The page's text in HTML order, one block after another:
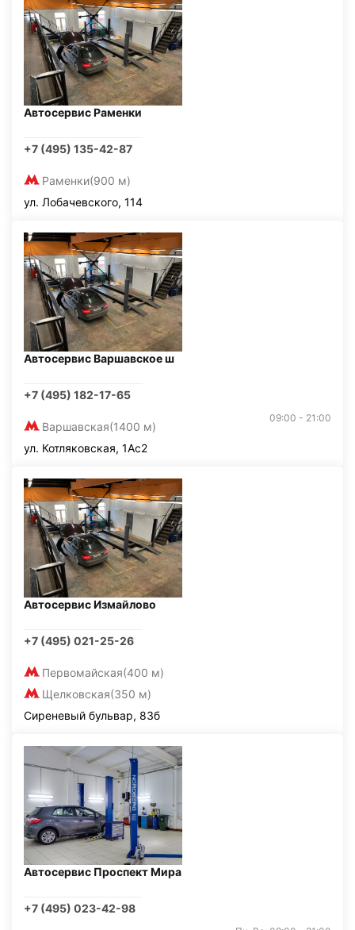
Автосервис Раменки
+7 (495) 135-42-87
Раменки(900 м)
ул. Лобачевского, 114
Автосервис Варшавское ш
+7 (495) 182-17-65
Варшавская(1400 м)
09:00 - 21:00
ул. Котляковская, 1Ас2
Автосервис Измайлово
+7 (495) 021-25-26
Первомайская(400 м)
Щелковская(350 м)
Сиреневый бульвар, 83б
Автосервис Проспект Мира
+7 (495) 023-42-98